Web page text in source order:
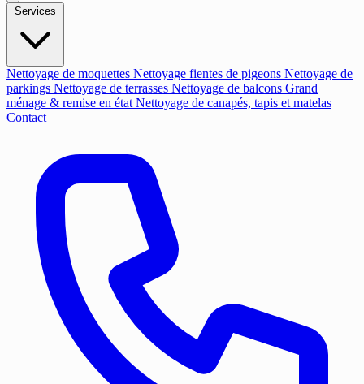
Nettoyage de moquettes Nettoyage fientes de pigeons Nettoyage de
parkings Nettoyage de terrasses Nettoyage de balcons Grand
ménage & remise en état Nettoyage de canapés, tapis et matelas
Contact